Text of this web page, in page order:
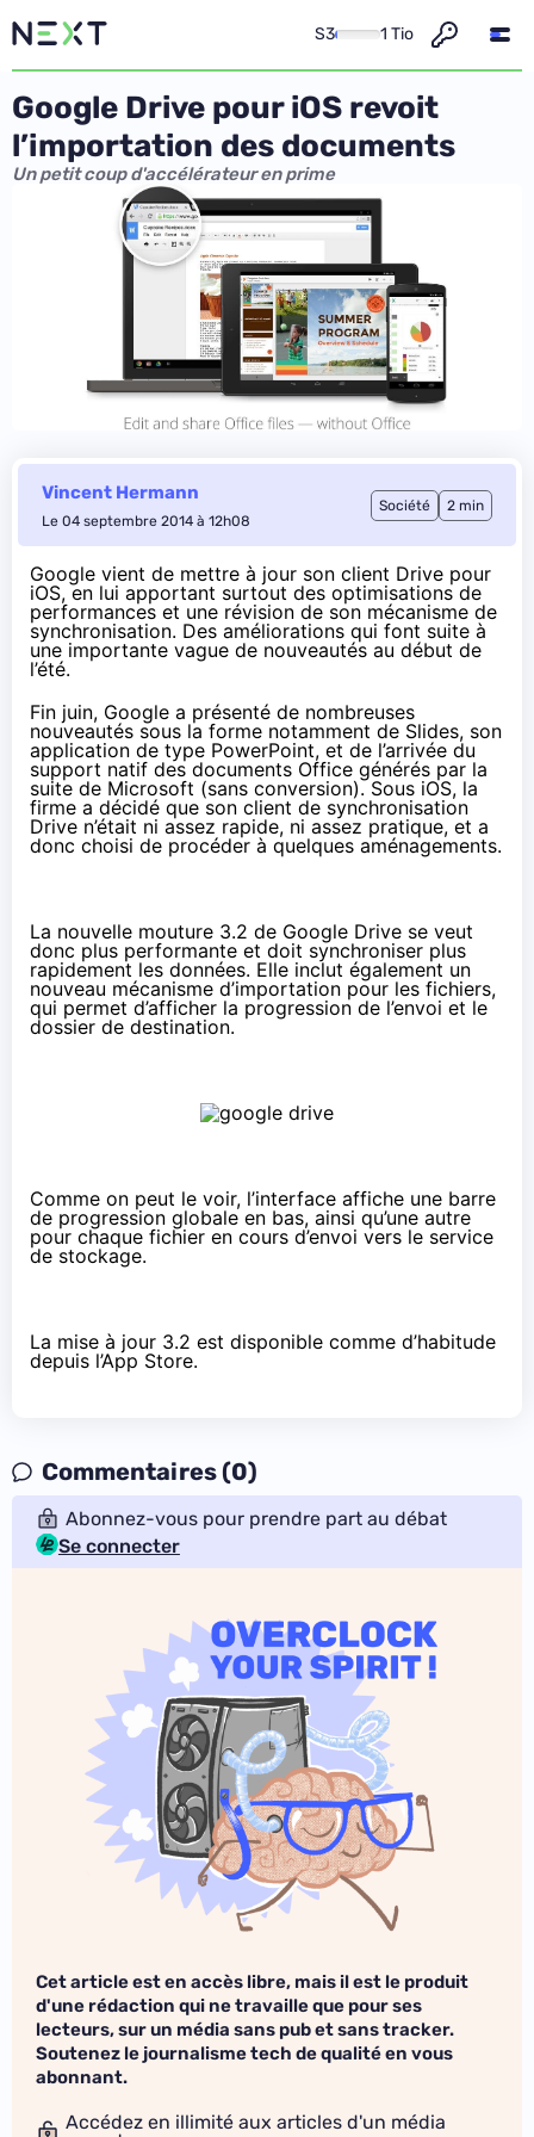
S3 1 Tio
Google Drive pour iOS revoit
l’importation des documents
Un petit coup d'accélérateur en prime
Vincent Hermann
Le 04 septembre 2014 à 12h08
Société 2 min
Google vient de mettre à jour son client Drive pour
iOS, en lui apportant surtout des optimisations de
performances et une révision de son mécanisme de
synchronisation. Des améliorations qui font suite à
une importante vague de nouveautés au début de
l’été.
Fin juin, Google a présenté de nombreuses
nouveautés sous la forme notamment de Slides, son
application de type PowerPoint, et de l’arrivée du
support natif des documents Office générés par la
suite de Microsoft (sans conversion). Sous iOS, la
firme a décidé que son client de synchronisation
Drive n’était ni assez rapide, ni assez pratique, et a
donc choisi de procéder à quelques aménagements.
La nouvelle mouture 3.2 de Google Drive se veut
donc plus performante et doit synchroniser plus
rapidement les données. Elle inclut également un
nouveau mécanisme d’importation pour les fichiers,
qui permet d’afficher la progression de l’envoi et le
dossier de destination.
Comme on peut le voir, l’interface affiche une barre
de progression globale en bas, ainsi qu’une autre
pour chaque fichier en cours d’envoi vers le service
de stockage.
La mise à jour 3.2 est disponible comme d’habitude
depuis l’App Store.
Commentaires (0)
Abonnez-vous pour prendre part au débat
Se connecter
Cet article est en accès libre, mais il est le produit
d'une rédaction qui ne travaille que pour ses
lecteurs, sur un média sans pub et sans tracker.
Soutenez le journalisme tech de qualité en vous
abonnant.
Accédez en illimité aux articles d'un média